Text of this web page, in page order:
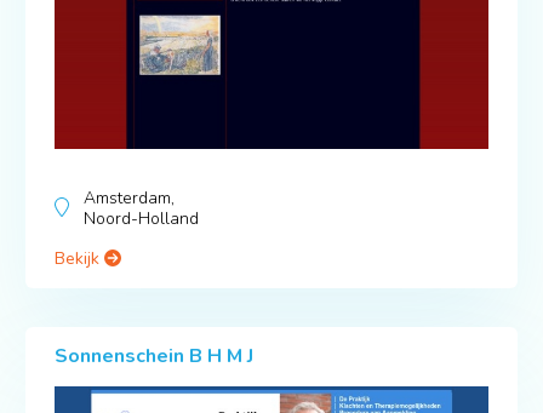
Amsterdam,
Noord-Holland
Bekijk
Sonnenschein B H M J